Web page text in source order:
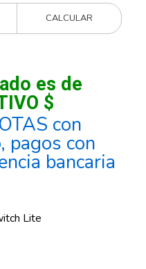
CALCULAR
es de
$
con
pagos con
bancaria
Lite